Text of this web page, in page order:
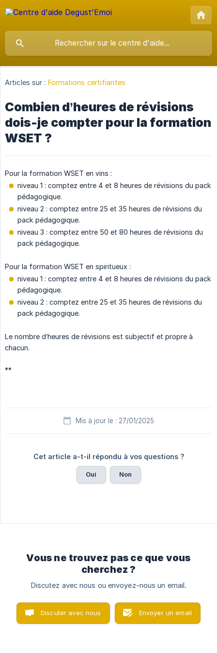
Articles sur : Formations certifiantes
Combien d’heures de révisions
dois-je compter pour la formation
WSET ?
Pour la formation WSET en vins :
niveau 1 : comptez entre 4 et 8 heures de révisions du pack
pédagogique.
niveau 2 : comptez entre 25 et 35 heures de révisions du
pack pédagogique.
niveau 3 : comptez entre 50 et 80 heures de révisions du
pack pédagogique.
Pour la formation WSET en spiritueux :
niveau 1 : comptez entre 4 et 8 heures de révisions du pack
pédagogique.
niveau 2 : comptez entre 25 et 35 heures de révisions du
pack pédagogique.
Le nombre d’heures de révisions est subjectif et propre à
chacun.
**
Mis à jour le : 27/01/2025
Cet article a-t-il répondu à vos questions ?
Oui Non
Vous ne trouvez pas ce que vous
cherchez ?
Discutez avec nous ou envoyez-nous un email.
Discuter avec nous Envoyer un email